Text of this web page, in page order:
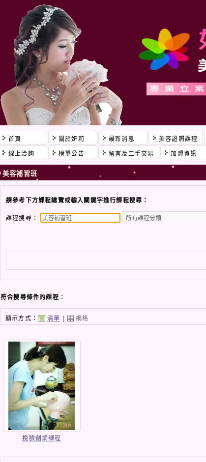
首頁 關於妍莉 最新消息 美容證照課程
線上洽詢 榜單公告 留言及二手交易 加盟資訊
美容補習班
請參考下方課程總覽或輸入關鍵字進行課程搜尋：
課程搜尋：
符合搜尋條件的課程：
顯示方式： 清單 | 網格
挽臉創業課程